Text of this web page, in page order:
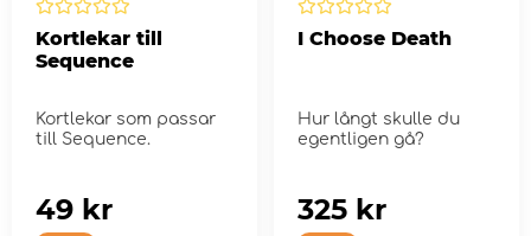
Kortlekar till
Sequence
Kortlekar som passar
till Sequence.
49 kr
I Choose Death
Hur långt skulle du
egentligen gå?
325 kr